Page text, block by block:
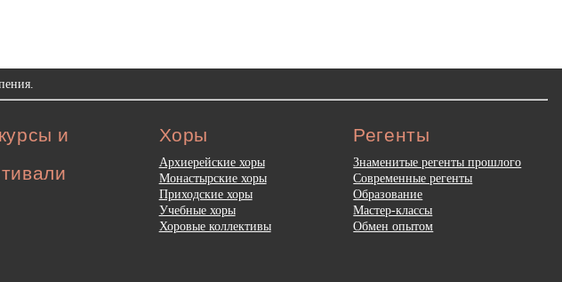
и
Хоры
Архиерейские хоры
Монастырские хоры
Приходские хоры
Учебные хоры
Хоровые коллективы
Регенты
Знаменитые регенты прошлого
Современные регенты
Образование
Мастер-классы
Обмен опытом